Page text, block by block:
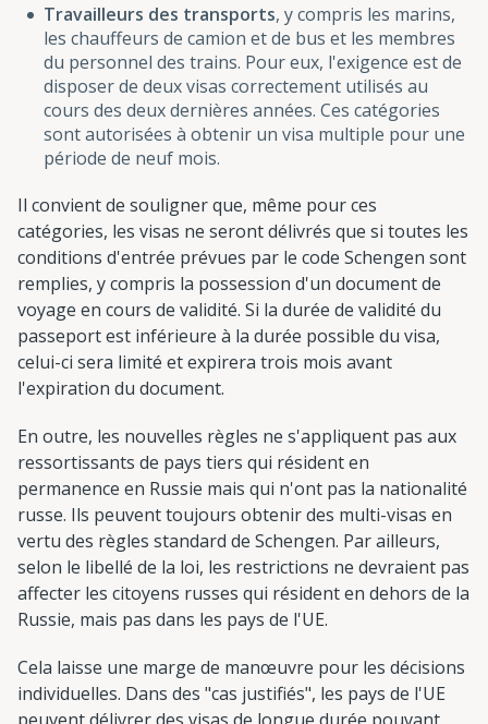
Travailleurs des transports, y compris les marins,
les chauffeurs de camion et de bus et les membres
du personnel des trains. Pour eux, l'exigence est de
disposer de deux visas correctement utilisés au
cours des deux dernières années. Ces catégories
sont autorisées à obtenir un visa multiple pour une
période de neuf mois.
Il convient de souligner que, même pour ces
catégories, les visas ne seront délivrés que si toutes les
conditions d'entrée prévues par le code Schengen sont
remplies, y compris la possession d'un document de
voyage en cours de validité. Si la durée de validité du
passeport est inférieure à la durée possible du visa,
celui-ci sera limité et expirera trois mois avant
l'expiration du document.
En outre, les nouvelles règles ne s'appliquent pas aux
ressortissants de pays tiers qui résident en
permanence en Russie mais qui n'ont pas la nationalité
russe. Ils peuvent toujours obtenir des multi-visas en
vertu des règles standard de Schengen. Par ailleurs,
selon le libellé de la loi, les restrictions ne devraient pas
affecter les citoyens russes qui résident en dehors de la
Russie, mais pas dans les pays de l'UE.
Cela laisse une marge de manœuvre pour les décisions
individuelles. Dans des "cas justifiés", les pays de l'UE
peuvent délivrer des visas de longue durée pouvant